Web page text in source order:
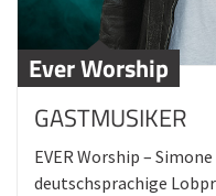
Ever Worship
GASTMUSIKER
EVER Worship –
deutschsprachige